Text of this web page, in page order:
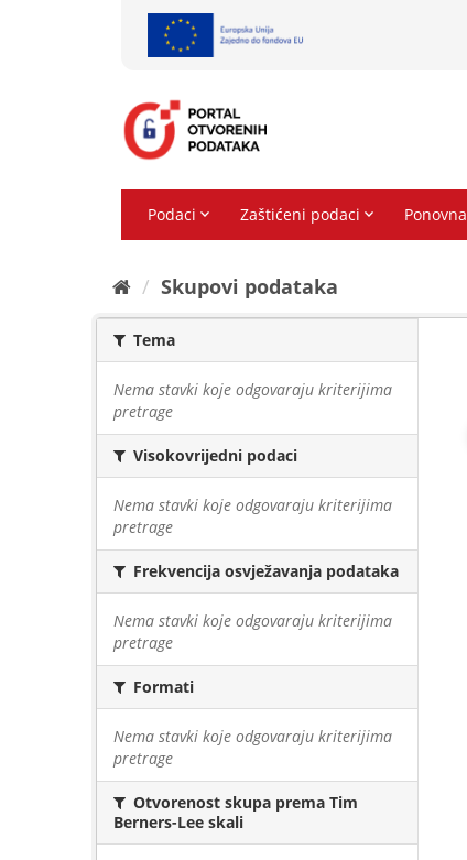
Skupovi podаtаkа
Tema
Nema stavki koje odgovaraju kriterijima
pretrage
Visokovrijedni podaci
Nema stavki koje odgovaraju kriterijima
pretrage
Frekvencija osvježavanja podataka
Nema stavki koje odgovaraju kriterijima
pretrage
Formati
Nema stavki koje odgovaraju kriterijima
pretrage
Otvorenost skupa prema Tim
Berners-Lee skali